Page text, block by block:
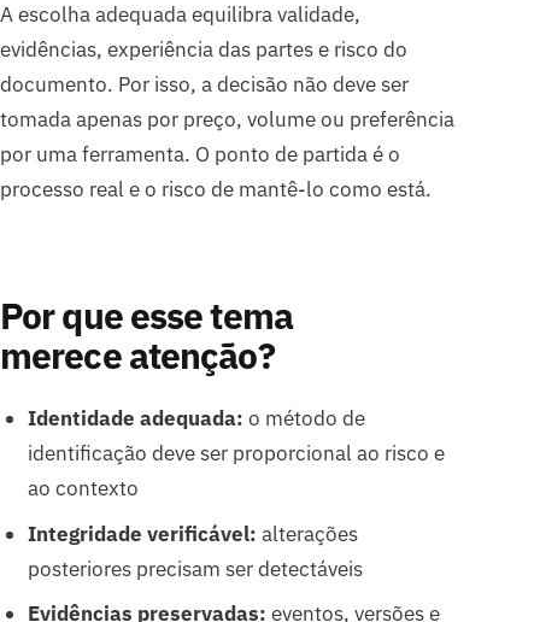
A escolha adequada equilibra validade,
evidências, experiência das partes e risco do
documento. Por isso, a decisão não deve ser
tomada apenas por preço, volume ou preferência
por uma ferramenta. O ponto de partida é o
processo real e o risco de mantê-lo como está.
Por que esse tema
merece atenção?
Identidade adequada: o método de
identificação deve ser proporcional ao risco e
ao contexto
Integridade verificável: alterações
posteriores precisam ser detectáveis
Evidências preservadas: eventos, versões e